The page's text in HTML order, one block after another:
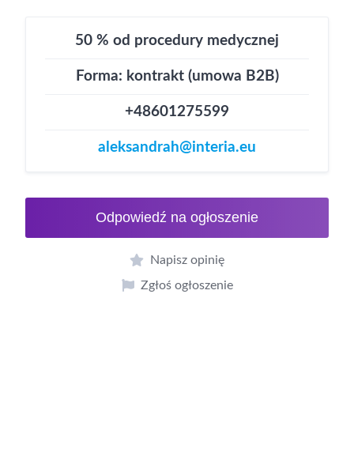
50 % od procedury medycznej
Forma: kontrakt (umowa B2B)
+48601275599
aleksandrah@interia.eu
Odpowiedź na ogłoszenie
Napisz opinię
Zgłoś ogłoszenie